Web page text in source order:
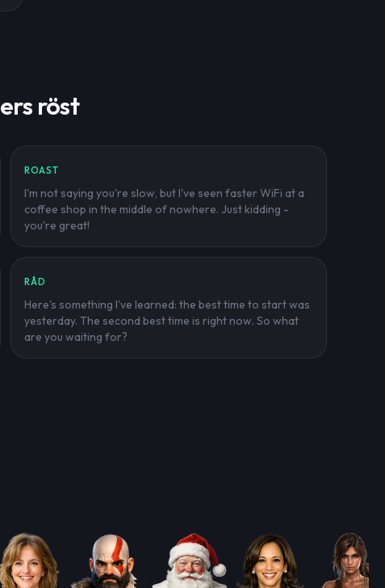
röst
ROAST
I'm not saying you're slow, but I've seen faster WiFi at a
coffee shop in the middle of nowhere. Just kidding -
you're great!
RÅD
Here's something I've learned: the best time to start was
yesterday. The second best time is right now. So what
are you waiting for?